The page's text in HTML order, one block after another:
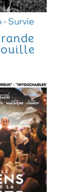
- Survie